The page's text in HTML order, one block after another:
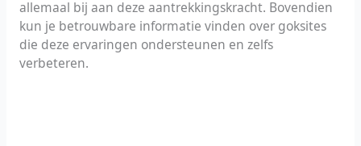
allemaal bij aan deze aantrekkingskracht. Bovendien
kun je betrouwbare informatie vinden over goksites
die deze ervaringen ondersteunen en zelfs
verbeteren.